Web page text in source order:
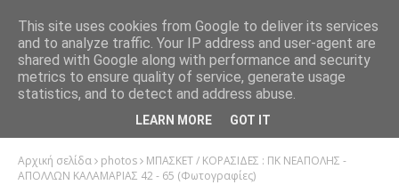
Αρχική σελίδα photos
ΜΠΑΣΚΕΤ / ΚΟΡΑΣΙΔΕΣ : ΠΚ ΝΕΑΠΟΛΗΣ -
ΑΠΟΛΛΩΝ ΚΑΛΑΜΑΡΙΑΣ 42 - 65 (Φωτογραφίες)
This site uses cookies from Google to deliver its services
and to analyze traffic. Your IP address and user-agent are
shared with Google along with performance and security
metrics to ensure quality of service, generate usage
statistics, and to detect and address abuse.
LEARN MORE GOT IT